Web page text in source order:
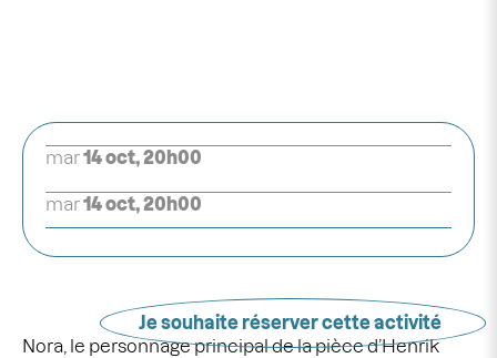
Nora, le personnage principal de la pièce d’Henrik
mar14 oct, 20h00
mar14 oct, 20h00
Je souhaite réserver cette activité